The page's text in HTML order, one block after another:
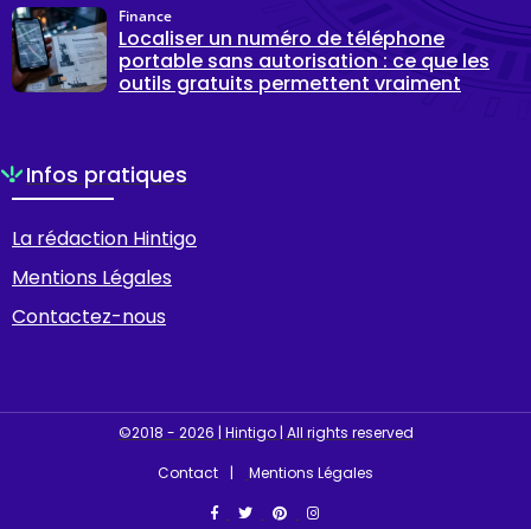
Localiser un numéro de téléphone
portable sans autorisation : ce que les
outils gratuits permettent vraiment
Finance
Infos pratiques
La rédaction Hintigo
Mentions Légales
Contactez-nous
©2018 - 2026 | Hintigo | All rights reserved
Contact
Mentions Légales
Facebook
TwitterPinterest